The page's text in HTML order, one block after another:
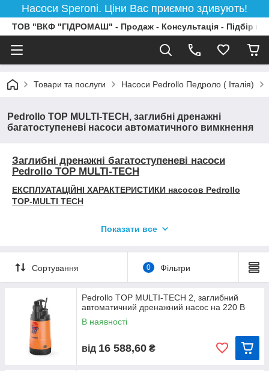
Насоси Speroni. Ціни Вас приємно здивують!
ТОВ "ВКФ "ГІДРОМАШ" - Продаж - Консультація - Підбір
Товари та послуги Насоси Pedrollo Педроло ( Італія)
Pedrollo TOP MULTI-TECH, заглибні дренажні
багатоступеневі насоси автоматичного вимкнення
Заглибні дренажні багатоступеневі насоси
Pedrollo TOP MULTI-TECH
ЕКСПЛУАТАЦІЙНІ ХАРАКТЕРИСТИКИ насосов Pedrollo
TOP-MULTI TECH
ВИКОРИСТАННЯ
насосов Pedrollo TOPMULTI TECH
кабель електроживлення завдовжки 10 м
штуцер із різзю 1,5 дюйма
штуцер із кільцевою гайкою діаметром 35 мм для
під'єднання шланга
ВИКОРИСТАННЯ І ВСТАНОВЛЕННЯ
насосов Pedrollo TOP
Показати все
Сортування 0 Фільтри
Pedrollo TOP MULTI-TECH 2, заглибний
автоматичний дренажний насос на 220 В
В наявності
від 16 588,60 ₴